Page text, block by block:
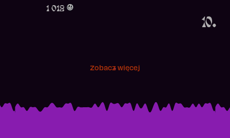
10.
1 012
Zobacz więcej